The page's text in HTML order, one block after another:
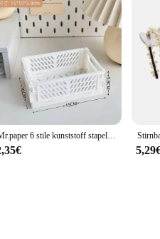
Mr.paper 6 stile kunststoff stapelbar faltbar stationär halter einfach niedlich student büro desktop speicher briefpapier organisator